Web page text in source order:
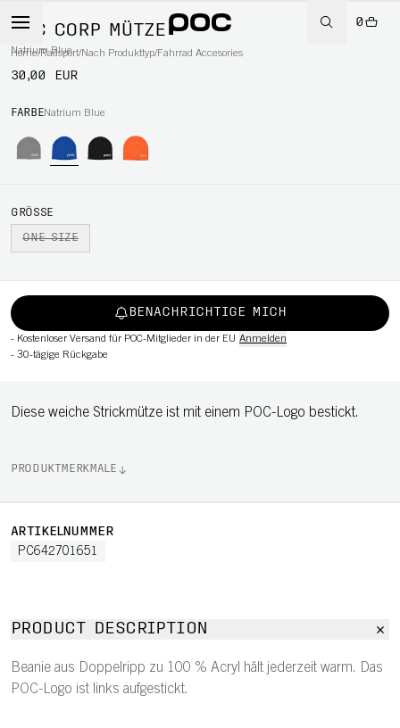
0
Home/Radsport/Nach Produkttyp/Fahrrad Accesories
POC CORP MÜTZE
Natrium Blue
30,00 EUR
FARBENatrium Blue
GRÖSSE
ONE SIZE
BENACHRICHTIGE MICH
- Kostenloser Versand für POC-Mitglieder in der EU Anmelden
- 30-tägige Rückgabe
Diese weiche Strickmütze ist mit einem POC-Logo bestickt.
PRODUKTMERKMALE
ARTIKELNUMMER
PC642701651
PRODUCT DESCRIPTION
Beanie aus Doppelripp zu 100 % Acryl hält jederzeit warm. Das
POC-Logo ist links aufgestickt.